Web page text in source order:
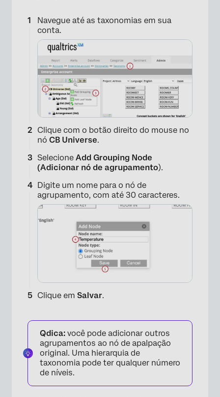
Navegue até as taxonomias em sua
conta.
Clique com o botão direito do mouse no
nó CB Universe.
Selecione Add Grouping Node
(Adicionar nó de agrupamento).
Digite um nome para o nó de
agrupamento, com até 30 caracteres.
Clique em Salvar.
Qdica: você pode adicionar outros
agrupamentos ao nó de apalpação
original. Uma hierarquia de
taxonomia pode ter qualquer número
de níveis.